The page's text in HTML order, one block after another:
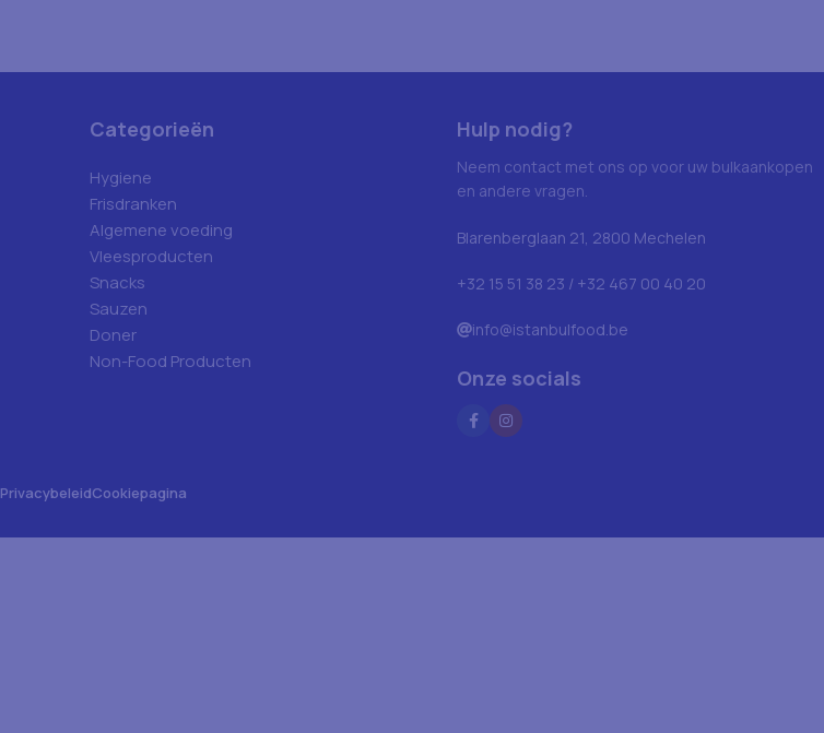
Categorieën
Hygiene
Frisdranken
Algemene voeding
Vleesproducten
Snacks
Sauzen
Doner
Non-Food Producten
Hulp nodig?
Neem contact met ons op voor uw bulkaankopen
en andere vragen.
Blarenberglaan 21, 2800 Mechelen
+32 15 51 38 23 / +32 467 00 40 20
info@istanbulfood.be
Onze socials
PrivacybeleidCookiepagina